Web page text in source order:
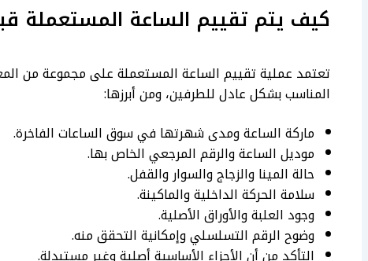
كيف يتم تقييم الساعة المستعملة
تعتمد عملية تقييم الساعة المستعملة على مجموعة من
المناسب بشكل عادل للطرفين، ومن أبرزها:
ماركة الساعة ومدى شهرتها في سوق الساعات الفاخرة.
موديل الساعة والرقم المرجعي الخاص بها.
حالة المينا والزجاج والسوار والقفل.
سلامة الحركة الداخلية والماكينة.
وجود العلبة والأوراق الأصلية.
وضوح الرقم التسلسلي وإمكانية التحقق منه.
التأكد من أن الأجزاء الأساسية أصلية وغير مستبدلة.